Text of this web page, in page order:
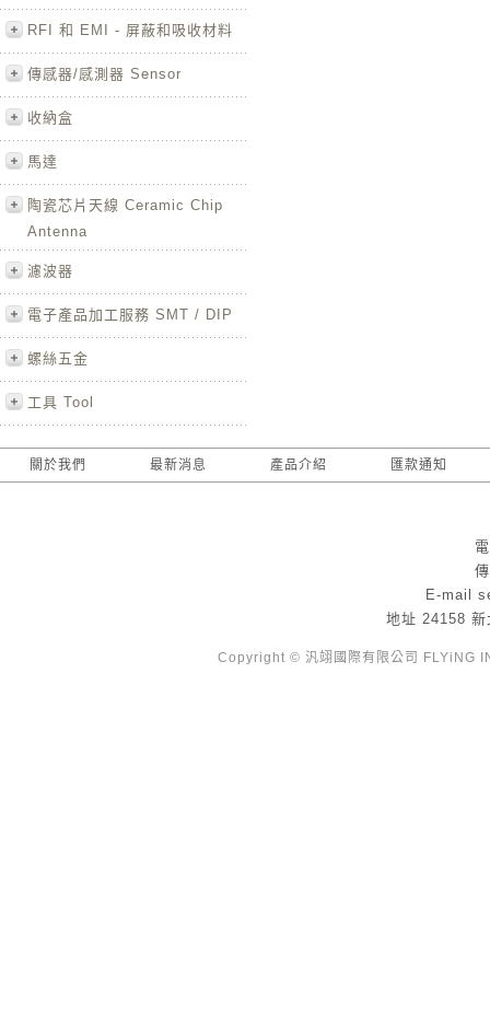
RFI 和 EMI - 屏蔽和吸收材料
傳感器/感測器 Sensor
收納盒
馬達
陶瓷芯片天線 Ceramic Chip
Antenna
濾波器
電子產品加工服務 SMT / DIP
螺絲五金
工具 Tool
關於我們 最新消息 產品介紹 匯款通知
E-mail
地址 24158 新
Copyright © 汎翊國際有限公司 FLYiNG